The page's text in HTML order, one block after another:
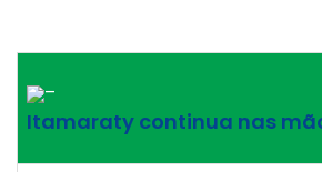
–
Itamaraty continua nas